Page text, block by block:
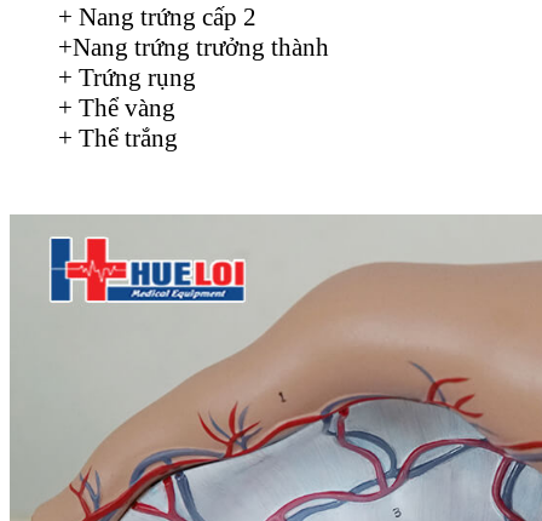
+ Nang trứng cấp 2
+Nang trứng trưởng thành
+ Trứng rụng
+ Thể vàng
+ Thể trắng